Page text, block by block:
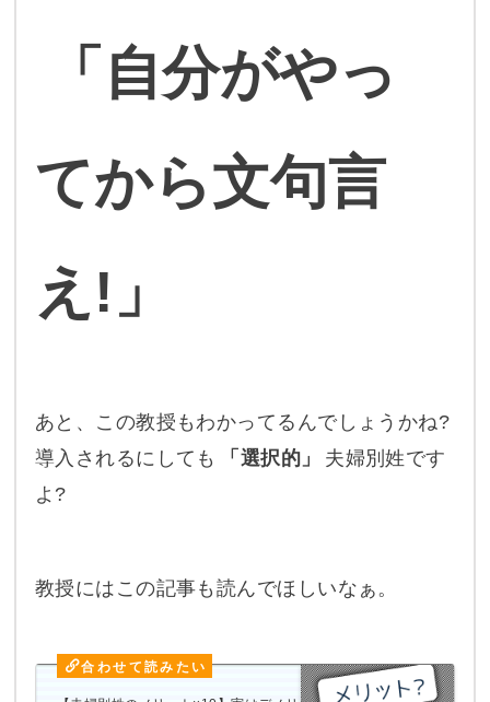
「自分がやっ
てから文句言
え!」
あと、この教授もわかってるんでしょうかね?
導入されるにしても
「選択的」
夫婦別姓です
よ?
教授にはこの記事も読んでほしいなぁ。